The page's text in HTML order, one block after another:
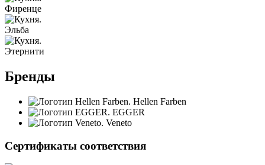
Фиренце
Эльба
Этернити
Бренды
Hellen Farben
EGGER
Veneto
Сертификаты соответствия